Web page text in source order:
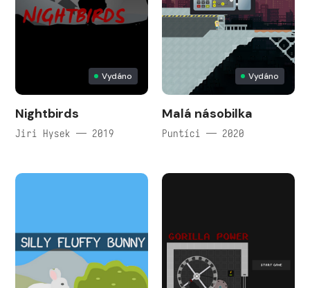
Vydáno
Nightbirds
Jiri Hysek — 2019
Vydáno
Malá násobilka
Puntíci — 2020